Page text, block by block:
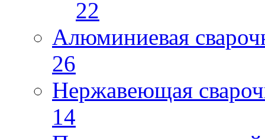
22
Алюминиевая
26
Нержавеющая
14